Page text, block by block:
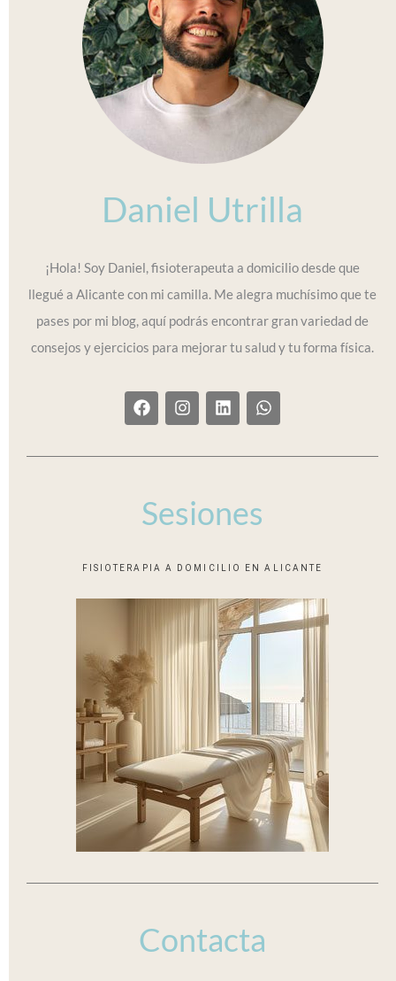
Daniel Utrilla
¡Hola! Soy Daniel, fisioterapeuta a domicilio desde que
llegué a Alicante con mi camilla. Me alegra muchísimo que te
pases por mi blog, aquí podrás encontrar gran variedad de
consejos y ejercicios para mejorar tu salud y tu forma física.
F
a
c
o
k
I
n
s
a
L
i
n
n
W
h
a
Sesiones
FISIOTERAPIA A DOMICILIO EN ALICANTE
Contacta